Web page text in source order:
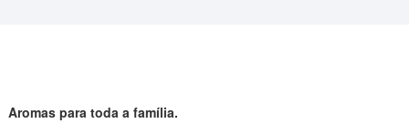
Aromas para toda a família.